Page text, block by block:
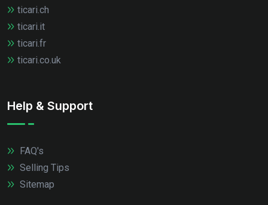
ticari.ch
ticari.it
ticari.fr
ticari.co.uk
Help & Support
FAQ's
Selling Tips
Sitemap